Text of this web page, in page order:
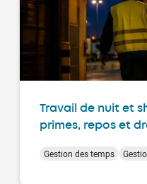
Travail de nuit et
primes, repos et
Gestion des temps